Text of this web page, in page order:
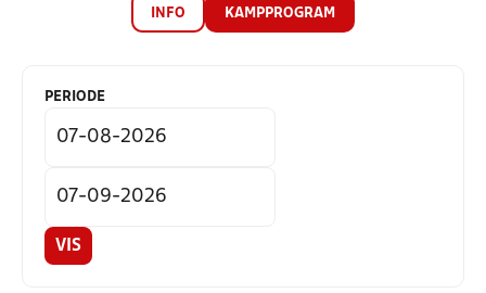
INFO KAMPPROGRAM
PERIODE
VIS